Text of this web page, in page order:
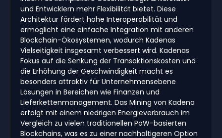
und Entwicklern mehr Flexibilität bietet. Diese
Architektur fördert hohe Interoperabilität und
ermöglicht eine einfache Integration mit anderen
Blockchain-Ökosystemen, wodurch Kadenas
Vielseitigkeit insgesamt verbessert wird. Kadenas
Fokus auf die Senkung der Transaktionskosten und
die Erhöhung der Geschwindigkeit macht es
besonders attraktiv für Unternehmensebene
Lösungen in Bereichen wie Finanzen und
Lieferkettenmanagement. Das Mining von Kadena
erfolgt mit einem niedrigen Energieverbrauch im
Vergleich zu vielen traditionellen PoW-basierten
Blockchains, was es zu einer nachhaltigeren Option